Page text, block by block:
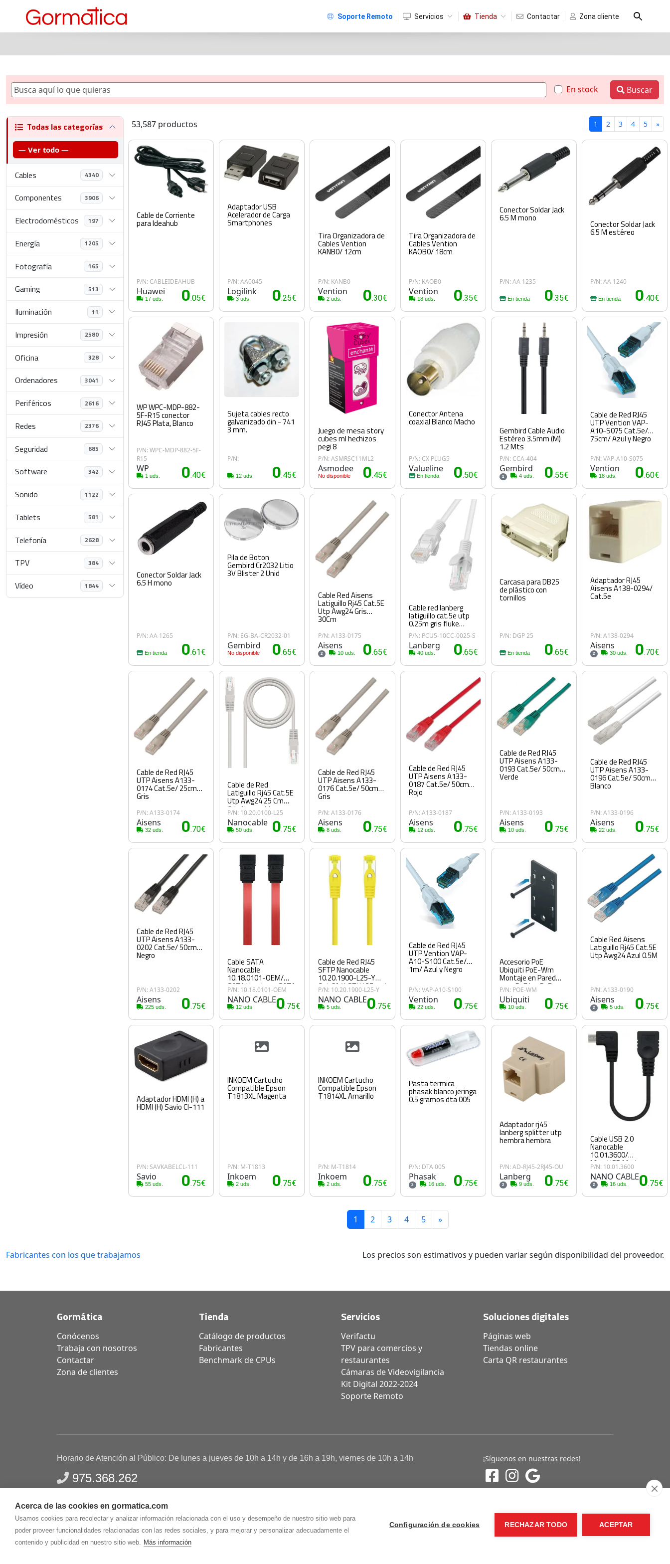
Acerca de las cookies en gormatica.com
Usamos cookies para recolectar y analizar información relacionada con el uso y desempeño de nuestro sitio web para
poder proveer funcionalidades relacionadas con las redes sociales, y para mejorar y personalizar adecuadamente el
contenido y publicidad en nuestro sitio web. Más información
Configuración de cookies RECHAZAR TODO ACEPTAR
Soporte Remoto Servicios Tienda Contactar Zona cliente
En stock Buscar
Todas las categorías
— Ver todo —
Cables 4340
Componentes 3906
Electrodomésticos 197
Energía 1205
Fotografía 165
Gaming 513
Iluminación 11
Impresión 2580
Oficina 328
Ordenadores 3041
Periféricos 2616
Redes 2376
Seguridad 685
Software 342
Sonido 1122
Tablets 581
Telefonía 2628
TPV 384
Vídeo 1844
53,587 productos 1 2 3 4 5 »
Cable de Corriente
para Ideahub
P/N: CABLEIDEAHUB
Huawei
17 uds. 0.05€
Adaptador USB
Acelerador de Carga
Smartphones
P/N: AA0045
Logilink
3 uds. 0.25€
Tira Organizadora de
Cables Vention
KANB0/ 12cm
P/N: KANB0
Vention
2 uds. 0.30€
Tira Organizadora de
Cables Vention
KAOB0/ 18cm
P/N: KAOB0
Vention
18 uds. 0.35€
Conector Soldar Jack
6.5 M mono
P/N: AA 1235
En tienda 0.35€
Conector Soldar Jack
6.5 M estéreo
P/N: AA 1240
En tienda 0.40€
WP WPC-MDP-882-
5F-R15 conector
RJ45 Plata, Blanco
P/N: WPC-MDP-882-5F-
R15
WP
1 uds. 0.40€
Sujeta cables recto
galvanizado din - 741
3 mm.
P/N:
12 uds. 0.45€
Juego de mesa story
cubes ml hechizos
pegi 8
P/N: ASMRSC11ML2
Asmodee
No disponible 0.45€
Conector Antena
coaxial Blanco Macho
P/N: CX PLUG5
Valueline
En tienda 0.50€
Gembird Cable Audio
Estéreo 3.5mm (M)
1.2 Mts
P/N: CCA-404
Gembird
2 4 uds. 0.55€
Cable de Red RJ45
UTP Vention VAP-
A10-S075 Cat.5e/
75cm/ Azul y Negro
P/N: VAP-A10-S075
Vention
18 uds. 0.60€
Conector Soldar Jack
6.5 H mono
P/N: AA 1265
En tienda 0.61€
Pila de Boton
Gembird Cr2032 Litio
3V Blister 2 Unid
P/N: EG-BA-CR2032-01
Gembird
No disponible 0.65€
Cable Red Aisens
Latiguillo Rj45 Cat.5E
Utp Awg24 Gris
30Cm
P/N: A133-0175
Aisens
2 10 uds. 0.65€
Cable red lanberg
latiguillo cat.5e utp
0.25m gris fluke
passed
P/N: PCU5-10CC-0025-S
Lanberg
40 uds. 0.65€
Carcasa para DB25
de plástico con
tornillos
P/N: DGP 25
En tienda 0.65€
Adaptador RJ45
Aisens A138-0294/
Cat.5e
P/N: A138-0294
Aisens
2 30 uds. 0.70€
Cable de Red RJ45
UTP Aisens A133-
0174 Cat.5e/ 25cm/
Gris
P/N: A133-0174
Aisens
32 uds. 0.70€
Cable de Red
Latiguillo Rj45 Cat.5E
Utp Awg24 25 Cm
Gris Nanocable
P/N: 10.20.0100-L25
Nanocable
50 uds. 0.75€
Cable de Red RJ45
UTP Aisens A133-
0176 Cat.5e/ 50cm/
Gris
P/N: A133-0176
Aisens
8 uds. 0.75€
Cable de Red RJ45
UTP Aisens A133-
0187 Cat.5e/ 50cm/
Rojo
P/N: A133-0187
Aisens
12 uds. 0.75€
Cable de Red RJ45
UTP Aisens A133-
0193 Cat.5e/ 50cm/
Verde
P/N: A133-0193
Aisens
10 uds. 0.75€
Cable de Red RJ45
UTP Aisens A133-
0196 Cat.5e/ 50cm/
Blanco
P/N: A133-0196
Aisens
22 uds. 0.75€
Cable de Red RJ45
UTP Aisens A133-
0202 Cat.5e/ 50cm/
Negro
P/N: A133-0202
Aisens
225 uds. 0.75€
Cable SATA
Nanocable
10.18.0101-OEM/
SATA Hembra - SATA
Hembra/ 50cm/ Rojo
P/N: 10.18.0101-OEM
NANO CABLE
12 uds. 0.75€
Cable de Red RJ45
SFTP Nanocable
10.20.1900-L25-Y
Cat.6A/ LSZH/ 25cm/
Amarillo
P/N: 10.20.1900-L25-Y
NANO CABLE
5 uds. 0.75€
Cable de Red RJ45
UTP Vention VAP-
A10-S100 Cat.5e/
1m/ Azul y Negro
P/N: VAP-A10-S100
Vention
22 uds. 0.75€
Accesorio PoE
Ubiquiti PoE-Wm
Montaje en Pared
para PoE Isp PoE
Injectors
P/N: POE-WM
Ubiquiti
10 uds. 0.75€
Cable Red Aisens
Latiguillo Rj45 Cat.5E
Utp Awg24 Azul 0.5M
P/N: A133-0190
Aisens
2 5 uds. 0.75€
Adaptador HDMI (H) a
HDMI (H) Savio Cl-111
P/N: SAVKABELCL-111
Savio
55 uds. 0.75€
INKOEM Cartucho
Compatible Epson
T1813XL Magenta
P/N: M-T1813
Inkoem
2 uds. 0.75€
INKOEM Cartucho
Compatible Epson
T1814XL Amarillo
P/N: M-T1814
Inkoem
2 uds. 0.75€
Pasta termica
phasak blanco jeringa
0.5 gramos dta 005
P/N: DTA 005
Phasak
2 16 uds. 0.75€
Adaptador rj45
lanberg splitter utp
hembra hembra
P/N: AD-RJ45-2RJ45-OU
Lanberg
2 9 uds. 0.75€
Cable USB 2.0
Nanocable
10.01.3600/
MicroUSB Macho -
USB Hembra/ 15cm/
Negro
P/N: 10.01.3600
NANO CABLE
2 16 uds. 0.75€
1 2 3 4 5 »
Fabricantes con los que trabajamos Los precios son estimativos y pueden variar según disponibilidad del proveedor.
Gormática
Conócenos
Trabaja con nosotros
Contactar
Zona de clientes
Tienda
Catálogo de productos
Fabricantes
Benchmark de CPUs
Servicios
Verifactu
TPV para comercios y
restaurantes
Cámaras de Videovigilancia
Kit Digital 2022-2024
Soporte Remoto
Soluciones digitales
Páginas web
Tiendas online
Carta QR restaurantes
Horario de Atención al Público: De lunes a jueves de 10h a 14h y de 16h a 19h, viernes de 10h a 14h
975.368.262
Gormaz Informática S.L.C/ Soria, 2 - El Burgo de Osma (Soria)
¡Síguenos en nuestras redes!